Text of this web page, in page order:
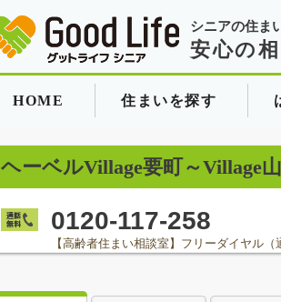
シニアの住ま
安心の
HOME 住まいを探す
ヘーベルVillage要町～Village
0120-117-258
【高齢者住まい相談室】フリーダイヤル（